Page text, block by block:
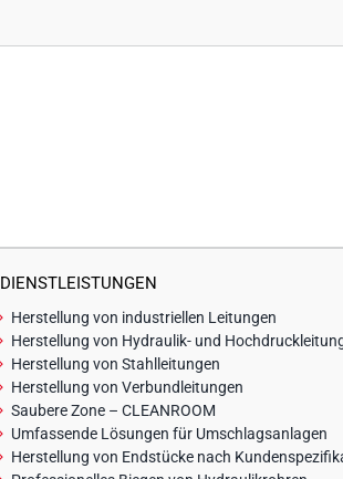
DIENSTLEISTUNGEN
Herstellung von industriellen Leitungen
Herstellung von Hydraulik- und
Herstellung von Stahlleitungen
Herstellung von Verbundleitungen
Saubere Zone – CLEANROOM
Umfassende Lösungen für Umschlagsanlagen
Herstellung von Endstücke nach